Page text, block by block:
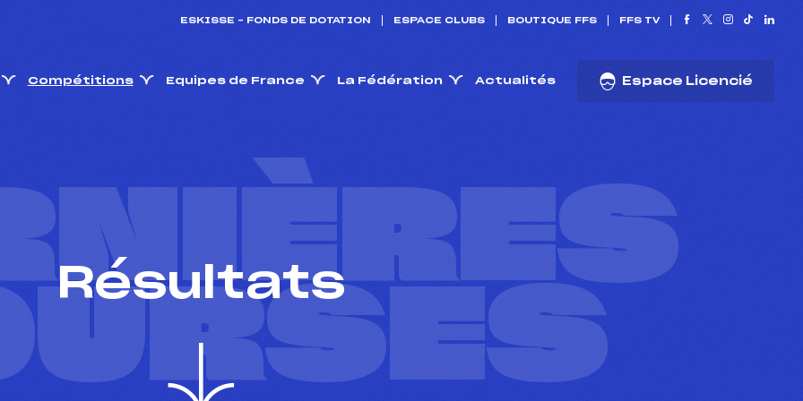
ESKISSE – FONDS DE DOTATION ESPACE CLUBS BOUTIQUE FFS FFS TV
Compétitions Equipes de France La Fédération Actualités Espace Licencié
Résultats